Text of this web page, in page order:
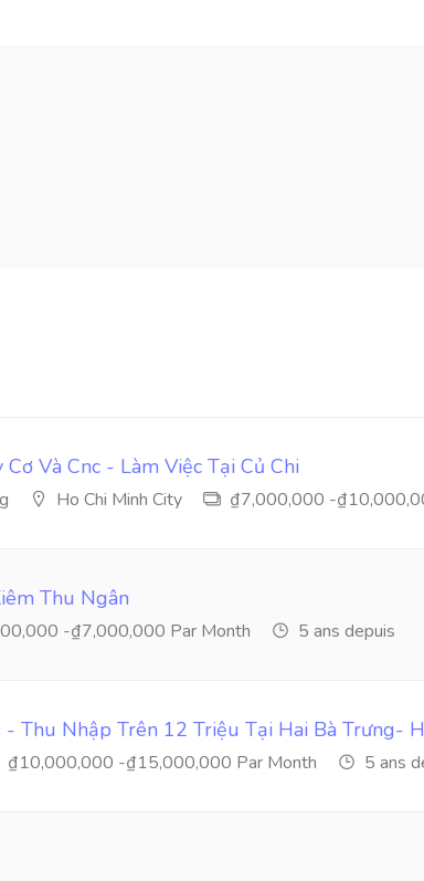
Và Cnc - Làm Việc Tại Củ Chi
Ho Chi Minh City ₫7,000,000 -
Thu Ngân
-₫7,000,000 Par Month 5 ans depuis
- Thu Nhập Trên 12 Triệu Tại Hai Bà Trưng-
₫10,000,000 -₫15,000,000 Par Month 5 ans